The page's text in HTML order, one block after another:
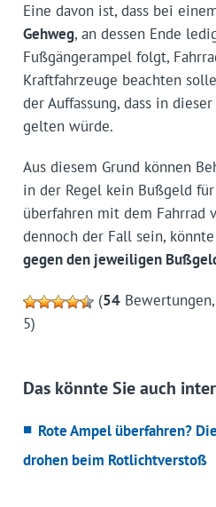
Eine davon ist, dass bei
Gehweg, an dessen Ende
Fußgängerampel folgt,
Kraftfahrzeuge beachten
der Auffassung, dass in
gelten würde.
Aus diesem Grund können
in der Regel kein Bußgeld
überfahren mit dem Fahrrad
dennoch der Fall sein,
gegen den jeweiligen
(54
5)
Das könnte Sie auch
Rote Ampel überfahren?
drohen beim Rotlichtverstoß